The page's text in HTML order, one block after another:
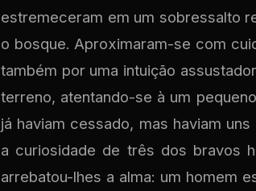
estremeceram em um sobressalto
o bosque. Aproximaram-se com
também por uma intuição
terreno, atentando-se à um
já haviam cessado, mas haviam
a curiosidade de três dos bravos
arrebatou-lhes a alma: um homem